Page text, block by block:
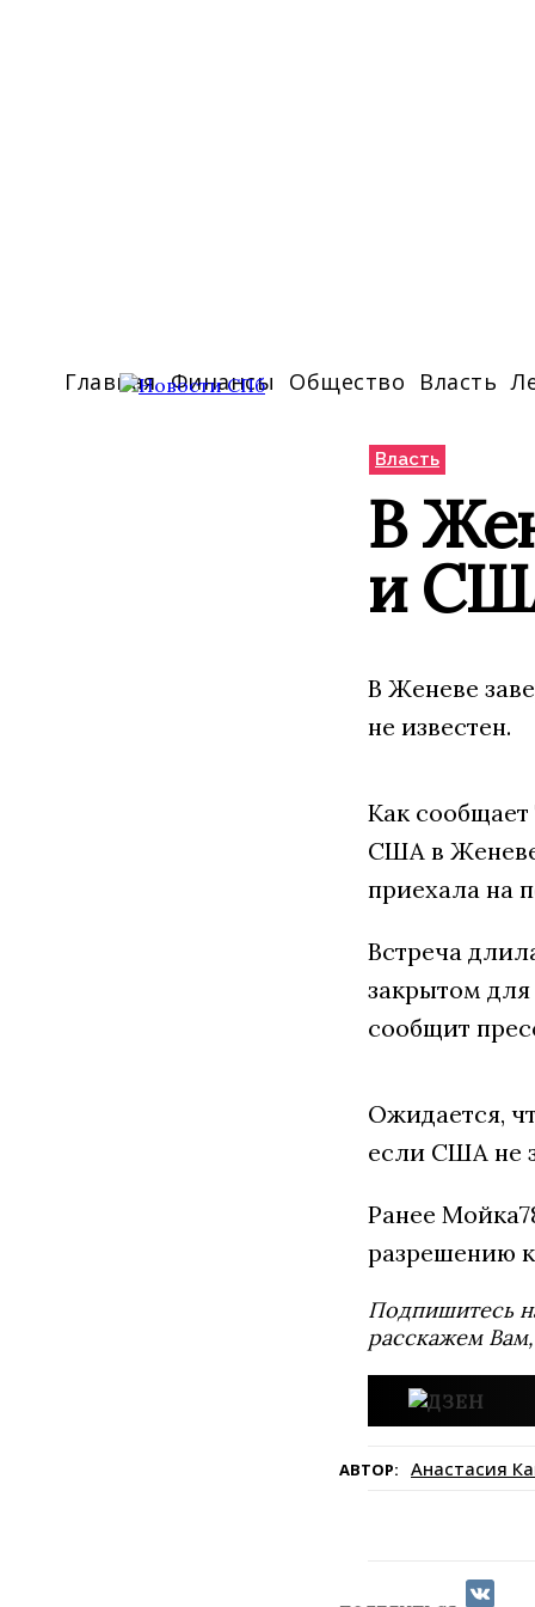
Главная Финансы Общество Власть
Власть
В
и
В Женеве
не известен.
Как
США в Женеве
приехала на
Встреча
закрытом
сообщит
Ожидается,
если США не
Ранее
разрешению
Подпишитесь
расскажем
АВТОР: Анастасия